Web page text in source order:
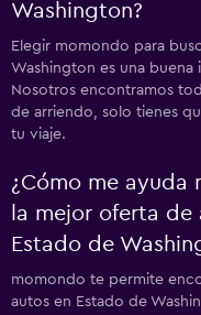
Washington?
Elegir momondo para
Washington es una
Nosotros encontramos
de arriendo, solo tienes
tu viaje.
¿Cómo me ayuda
la mejor oferta
Estado de
momondo te permite
autos en Estado de